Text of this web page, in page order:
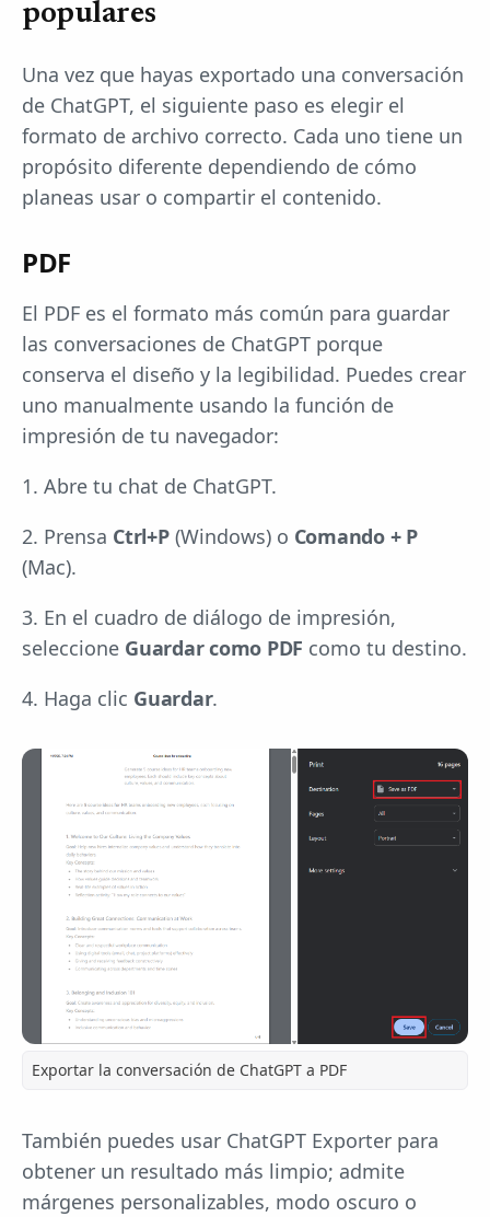
populares
Una vez que hayas exportado una conversación
de ChatGPT, el siguiente paso es elegir el
formato de archivo correcto. Cada uno tiene un
propósito diferente dependiendo de cómo
planeas usar o compartir el contenido.
PDF
El PDF es el formato más común para guardar
las conversaciones de ChatGPT porque
conserva el diseño y la legibilidad. Puedes crear
uno manualmente usando la función de
impresión de tu navegador:
1. Abre tu chat de ChatGPT.
2. Prensa Ctrl+P(Windows) o Comando + P
(Mac).
3. En el cuadro de diálogo de impresión,
seleccione Guardar como PDF como tu destino.
4. Haga clic Guardar.
Exportar la conversación de ChatGPT a PDF
También puedes usar ChatGPT Exporter para
obtener un resultado más limpio; admite
márgenes personalizables, modo oscuro o